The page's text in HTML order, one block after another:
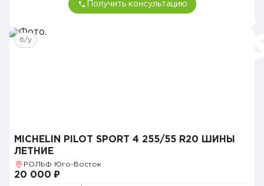
Получить консультацию
б/у
MICHELIN PILOT SPORT 4 255/55 R20 ШИНЫ
ЛЕТНИЕ
РОЛЬФ Юго-Восток
20 000 ₽